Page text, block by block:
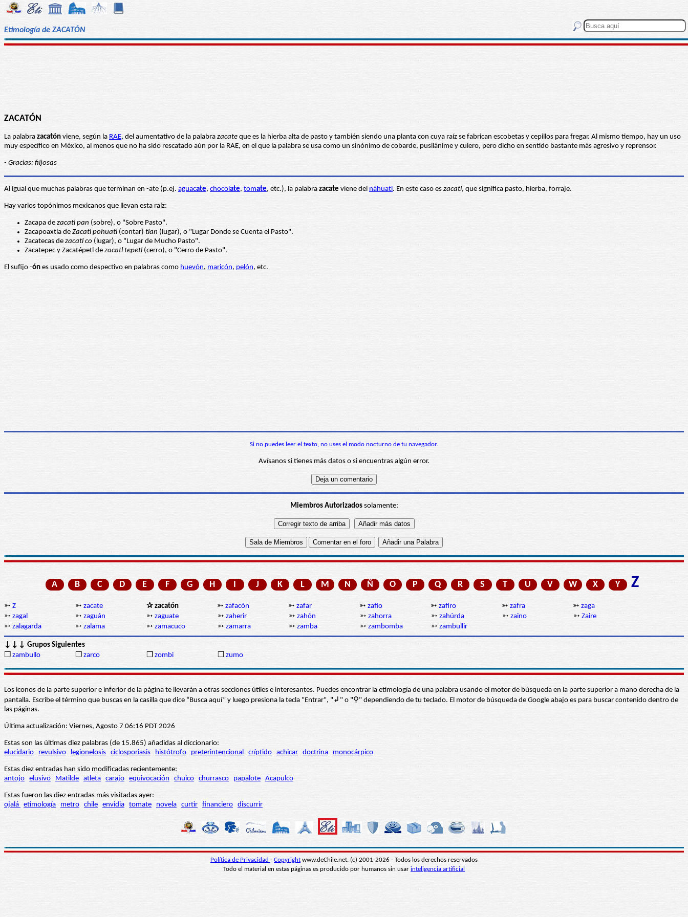
Etimología de ZACATÓN
ZACATÓN
La palabra zacatón viene, según la RAE, del aumentativo de la palabra zacate que es la hierba alta de pasto y también siendo una planta con cuya raíz se fabrican escobetas y cepillos para fregar. Al mismo tiempo, hay un uso
muy específico en México, al menos que no ha sido rescatado aún por la RAE, en el que la palabra se usa como un sinónimo de cobarde, pusilánime y culero, pero dicho en sentido bastante más agresivo y reprensor.
- Gracias: filjosas
Al igual que muchas palabras que terminan en -ate (p.ej. aguacate, chocolate, tomate, etc.), la palabra zacate viene del náhuatl. En este caso es zacatl, que significa pasto, hierba, forraje.
Hay varios topónimos mexicanos que llevan esta raíz:
Zacapa de zacatl pan (sobre), o "Sobre Pasto".
Zacapoaxtla de Zacatl pohuatl (contar) tlan (lugar), o "Lugar Donde se Cuenta el Pasto".
Zacatecas de zacatl co (lugar), o "Lugar de Mucho Pasto".
Zacatepec y Zacatépetl de zacatl tepetl (cerro), o "Cerro de Pasto".
El sufijo -ón es usado como despectivo en palabras como huevón, maricón, pelón, etc.
Si no puedes leer el texto, no uses el modo nocturno de tu navegador.
Avísanos si tienes más datos o si encuentras algún error.
Miembros Autorizadossolamente:
A B C D E F G H I J K L M N Ñ O P Q R S T U V W X Y Z
➳ Z ➳ zacate ✰ zacatón ➳ zafacón ➳ zafar ➳ zafio ➳ zafiro ➳ zafra ➳ zaga
➳ zagal ➳ zaguán ➳ zaguate ➳ zaherir ➳ zahón ➳ zahorra ➳ zahúrda ➳ zaino ➳ Zaire
➳ zalagarda ➳ zalama ➳ zamacuco ➳ zamarra ➳ zamba ➳ zambomba ➳ zambullir
↓↓↓ Grupos Siguientes
❒ zambullo ❒ zarco ❒ zombi ❒ zumo
Los iconos de la parte superior e inferior de la página te llevarán a otras secciones útiles e interesantes. Puedes encontrar la etimología de una palabra usando el motor de búsqueda en la parte superior a mano derecha de la
pantalla. Escribe el término que buscas en la casilla que dice “Busca aquí” y luego presiona la tecla "Entrar", "↲" o "⚲" dependiendo de tu teclado. El motor de búsqueda de Google abajo es para buscar contenido dentro de
las páginas.
Última actualización: Viernes, Agosto 7 06:16 PDT 2026
Estas son las últimas diez palabras (de 15.865) añadidas al diccionario:
elucidario
revulsivo legionelosis ciclosporiasis histótrofo preterintencional críptido achicar doctrina monocárpico
Estas diez entradas han sido modificadas recientemente:
antojo elusivo Matilde atleta carajo equivocación chuico churrasco papalote Acapulco
Estas fueron las diez entradas más visitadas ayer:
ojalá etimología metro chile envidia tomate novela curtir financiero discurrir
Política de Privacidad - Copyright www.deChile.net. (c) 2001-2026 - Todos los derechos reservados
Todo el material en estas páginas es producido por humanos sin usar inteligencia artificial